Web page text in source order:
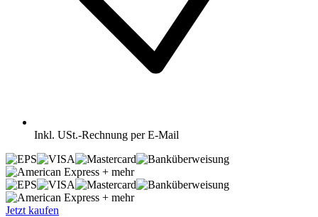
Inkl. USt.-Rechnung per E-Mail
+ mehr
+ mehr
Jetzt kaufen